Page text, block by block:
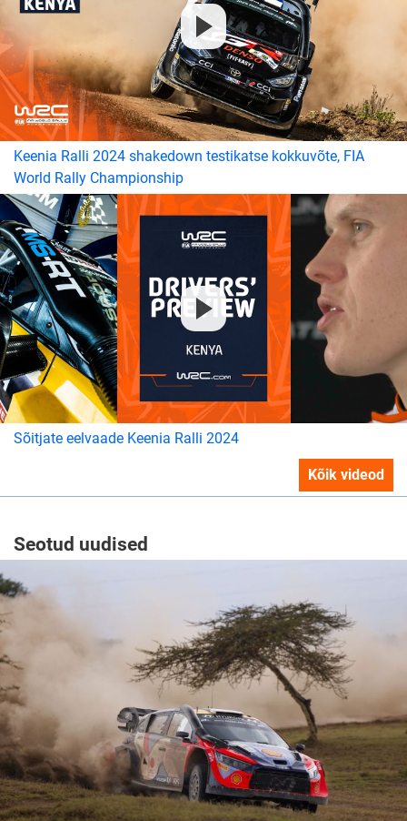
Keenia Ralli 2024 shakedown testikatse kokkuvõte, FIA
World Rally Championship
Sõitjate eelvaade Keenia Ralli 2024
Kõik videod
Seotud uudised